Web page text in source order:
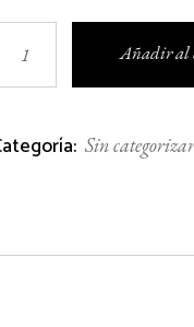
-
Añadir al
Sin categorizar